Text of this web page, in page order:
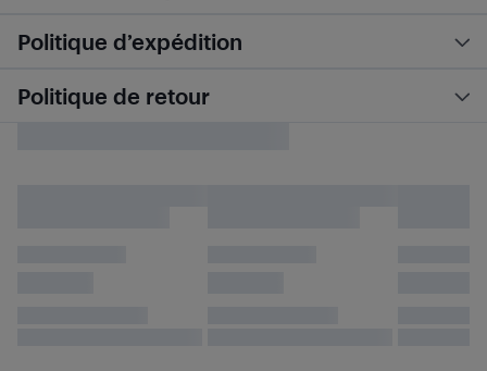
Politique d’expédition
Politique de retour